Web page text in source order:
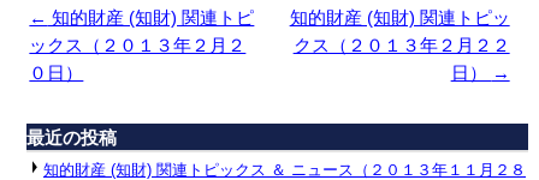
← 知的財産 (知財) 関連トピ
ックス（２０１３年２月２
０日）
知的財産 (知財) 関連トピッ
クス（２０１３年２月２２
日）
→
最近の投稿
知的財産 (知財) 関連トピックス ＆ ニュース（２０１３年１１月２８